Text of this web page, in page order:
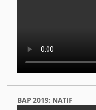
BAP 2019: NATIF